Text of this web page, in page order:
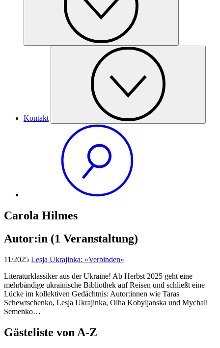
Kontakt
Carola Hilmes
Autor:in (1 Veranstaltung)
11/2025 Lesja Ukrajinka: »Verbinden«
Literaturklassiker aus der Ukraine! Ab Herbst 2025 geht eine
mehrbändige ukrainische Bibliothek auf Reisen und schließt eine
Lücke im kollektiven Gedächtnis: Autor:innen wie Taras
Schewtschenko, Lesja Ukrajinka, Olha Kobyljanska und Mychail
Semenko…
Gästeliste von A-Z